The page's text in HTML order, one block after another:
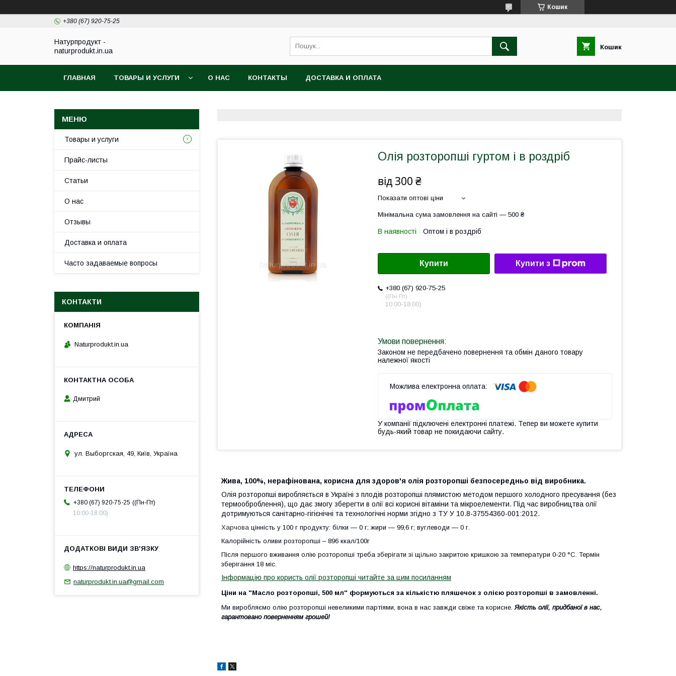
Кошик
+380 (67) 920-75-25
Натурпродукт -
naturprodukt.in.ua
Кошик
ГЛАВНАЯ ТОВАРЫ И УСЛУГИ О НАС КОНТАКТЫ ДОСТАВКА И ОПЛАТА
Олія розторопші гуртом і в роздріб
від 300 ₴
Показати оптові ціни
Мінімальна сума замовлення на сайті — 500 ₴
В наявності Оптом і в роздріб
Купити Купити з
+380 (67) 920-75-25
(Пн-Пт
10:00-18:00)
Законом не передбачено повернення та обмін даного товару
належної якості
У компанії підключені електронні платежі. Тепер ви можете купити
будь-який товар не покидаючи сайту.
Жива, 100%, нерафінована, корисна для здоров'я олія розторопші безпосередньо від виробника.
Олія розторопші виробляється в Україні з плодів розторопші плямистою методом першого холодного пресування (без
термооброблення), що дає змогу зберегти в олії всі корисні вітаміни та мікроелементи. Під час виробництва олії
дотримуються санітарно-гігієнічні та технологічні норми згідно з ТУ У 10.8-37554360-001:2012.
Харчова цінність у 100 г продукту: білки — 0 г; жири — 99,6 г; вуглеводи — 0 г.
Калорійність оливи розторопші – 896 ккал/100г
Після першого вживання олію розторопші треба зберігати зі щільно закритою кришкою за температури 0-20 °C. Термін
зберігання 18 міс.
Інформацію про користь олії розторопші читайте за цим посиланням
Ціни на "Масло розторопші, 500 мл" формуються за кількістю пляшечок з олією розторопші в замовленні.
Ми виробляємо олію розторопші невеликими партіями, вона в нас завжди свіже та корисне.Якість олії, придбаної в нас,
гарантовано поверненням грошей!
Товары и услуги
Прайс-листы
Статьи
О нас
Отзывы
Доставка и оплата
Часто задаваемые вопросы
КОНТАКТИ
Naturprodukt.in.ua
Дмитрий
ул. Выборгская, 49, Київ, Україна
+380 (67) 920-75-25
(Пн-Пт
10:00-18:00)
https://naturprodukt.in.ua
naturprodukt.in.ua@gmail.com